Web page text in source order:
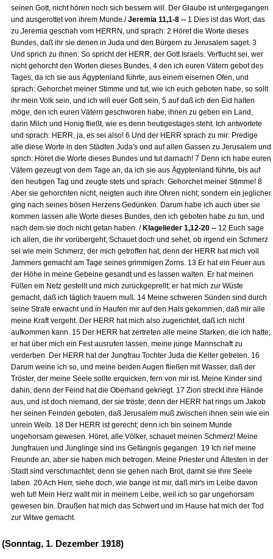
seinen Gott, nicht hören noch sich bessern will. Der Glaube ist untergegangen
und ausgerottet von ihrem Munde./Jeremia 11,1-8 -- 1 Dies ist das Wort, das
zu Jeremia geschah vom HERRN, und sprach: 2 Höret die Worte dieses
Bundes, daß ihr sie denen in Juda und den Bürgern zu Jerusalem saget. 3
Und sprich zu ihnen: So spricht der HERR, der Gott Israels: Verflucht sei, wer
nicht gehorcht den Worten dieses Bundes, 4 den ich euren Vätern gebot des
Tages, da ich sie aus Ägyptenland führte, aus einem eisernen Ofen, und
sprach: Gehorchet meiner Stimme und tut, wie ich euch geboten habe, so sollt
ihr mein Volk sein, und ich will euer Gott sein, 5 auf daß ich den Eid halten
möge, den ich euren Vätern geschworen habe, ihnen zu geben ein Land,
darin Milch und Honig fließt, wie es denn heutigestages steht. Ich antwortete
und sprach: HERR, ja, es sei also! 6 Und der HERR sprach zu mir: Predige
alle diese Worte in den Städten Juda's und auf allen Gassen zu Jerusalem und
sprich: Höret die Worte dieses Bundes und tut darnach! 7 Denn ich habe euren
Vätern gezeugt von dem Tage an, da ich sie aus Ägyptenland führte, bis auf
den heutigen Tag und zeugte stets und sprach: Gehorchet meiner Stimme! 8
Aber sie gehorchten nicht, neigten auch ihre Ohren nicht; sondern ein jeglicher
ging nach seines bösen Herzens Gedünken. Darum habe ich auch über sie
kommen lassen alle Worte dieses Bundes, den ich geboten habe zu tun, und
nach dem sie doch nicht getan haben. / Klagelieder 1,12-20 -- 12 Euch sage
ich allen, die ihr vorübergeht; Schauet doch und sehet, ob irgend ein Schmerz
sei wie mein Schmerz, der mich getroffen hat; denn der HERR hat mich voll
Jammers gemacht am Tage seines grimmigen Zorns. 13 Er hat ein Feuer aus
der Höhe in meine Gebeine gesandt und es lassen walten. Er hat meinen
Füßen ein Netz gestellt und mich zurückgeprellt; er hat mich zur Wüste
gemacht, daß ich täglich trauern muß. 14 Meine schweren Sünden sind durch
seine Strafe erwacht und in Haufen mir auf den Hals gekommen, daß mir alle
meine Kraft vergeht. Der HERR hat mich also zugerichtet, daß ich nicht
aufkommen kann. 15 Der HERR hat zertreten alle meine Starken, die ich hatte;
er hat über mich ein Fest ausrufen lassen, meine junge Mannschaft zu
verderben. Der HERR hat der Jungfrau Tochter Juda die Kelter getreten. 16
Darum weine ich so, und meine beiden Augen fließen mit Wasser, daß der
Tröster, der meine Seele sollte erquicken, fern von mir ist. Meine Kinder sind
dahin; denn der Feind hat die Oberhand gekriegt. 17 Zion streckt ihre Hände
aus, und ist doch niemand, der sie tröste; denn der HERR hat rings um Jakob
her seinen Feinden geboten, daß Jerusalem muß zwischen ihnen sein wie ein
unrein Weib. 18 Der HERR ist gerecht; denn ich bin seinem Munde
ungehorsam gewesen. Höret, alle Völker, schauet meinen Schmerz! Meine
Jungfrauen und Jünglinge sind ins Gefängnis gegangen. 19 Ich rief meine
Freunde an, aber sie haben mich betrogen. Meine Priester und Ältesten in der
Stadt sind verschmachtet; denn sie gehen nach Brot, damit sie ihre Seele
laben. 20 Ach Herr, siehe doch, wie bange ist mir, daß mir's im Leibe davon
weh tut! Mein Herz wallt mir in meinem Leibe, weil ich so gar ungehorsam
gewesen bin. Draußen hat mich das Schwert und im Hause hat mich der Tod
zur Witwe gemacht.
(Sonntag, 1. Dezember 1918)